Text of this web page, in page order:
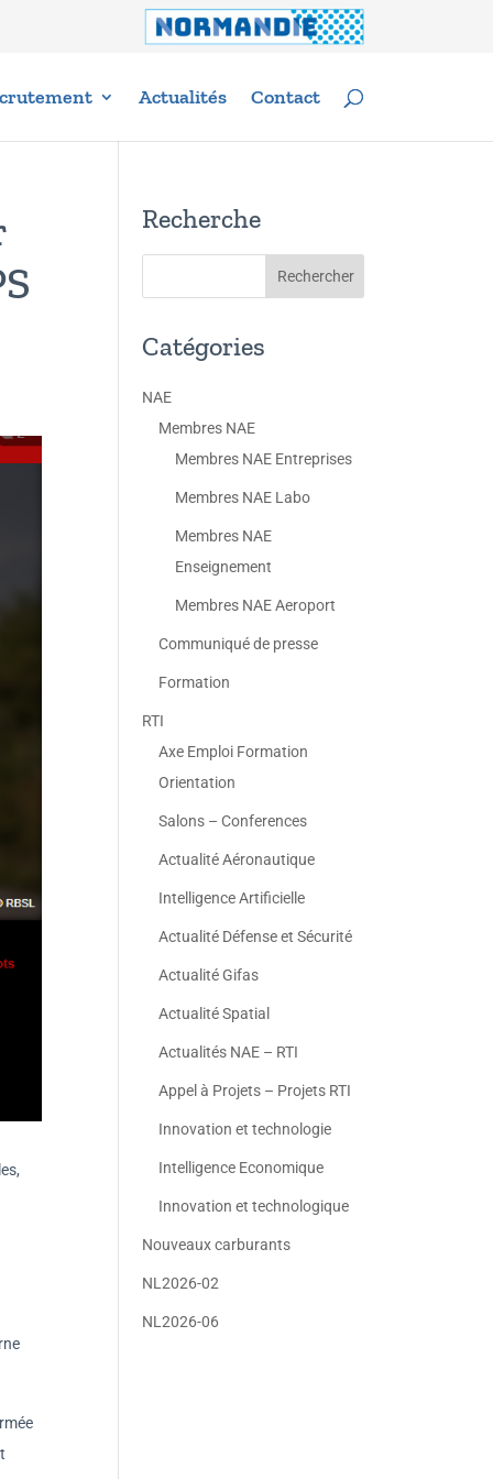
Actualités Contact
Recherche
Catégories
NAE
Membres NAE
Membres NAE Entreprises
Membres NAE Labo
Membres NAE
Enseignement
Membres NAE Aeroport
Communiqué de presse
Formation
RTI
Axe Emploi Formation
Orientation
Salons – Conferences
Actualité Aéronautique
Intelligence Artificielle
Actualité Défense et Sécurité
Actualité Gifas
Actualité Spatial
Actualités NAE – RTI
Appel à Projets – Projets RTI
Innovation et technologie
Intelligence Economique
Innovation et technologique
Nouveaux carburants
NL2026-02
NL2026-06